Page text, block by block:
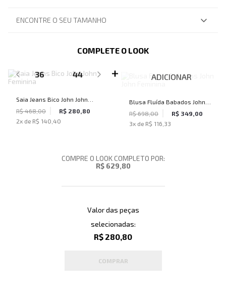
ENCONTRE O SEU TAMANHO
COMPLETE O LOOK
36 44
Saia Jeans Bico John John
Feminina
R$ 468,00
R$ 280,80
2x de R$ 140,40
ADICIONAR
Blusa Fluída Babados John
John Feminina
R$ 698,00
R$ 349,00
3x de R$ 116,33
COMPRE O LOOK COMPLETO POR:
R$ 629,80
Valor das peças
selecionadas:
R$ 280,80
COMPRAR